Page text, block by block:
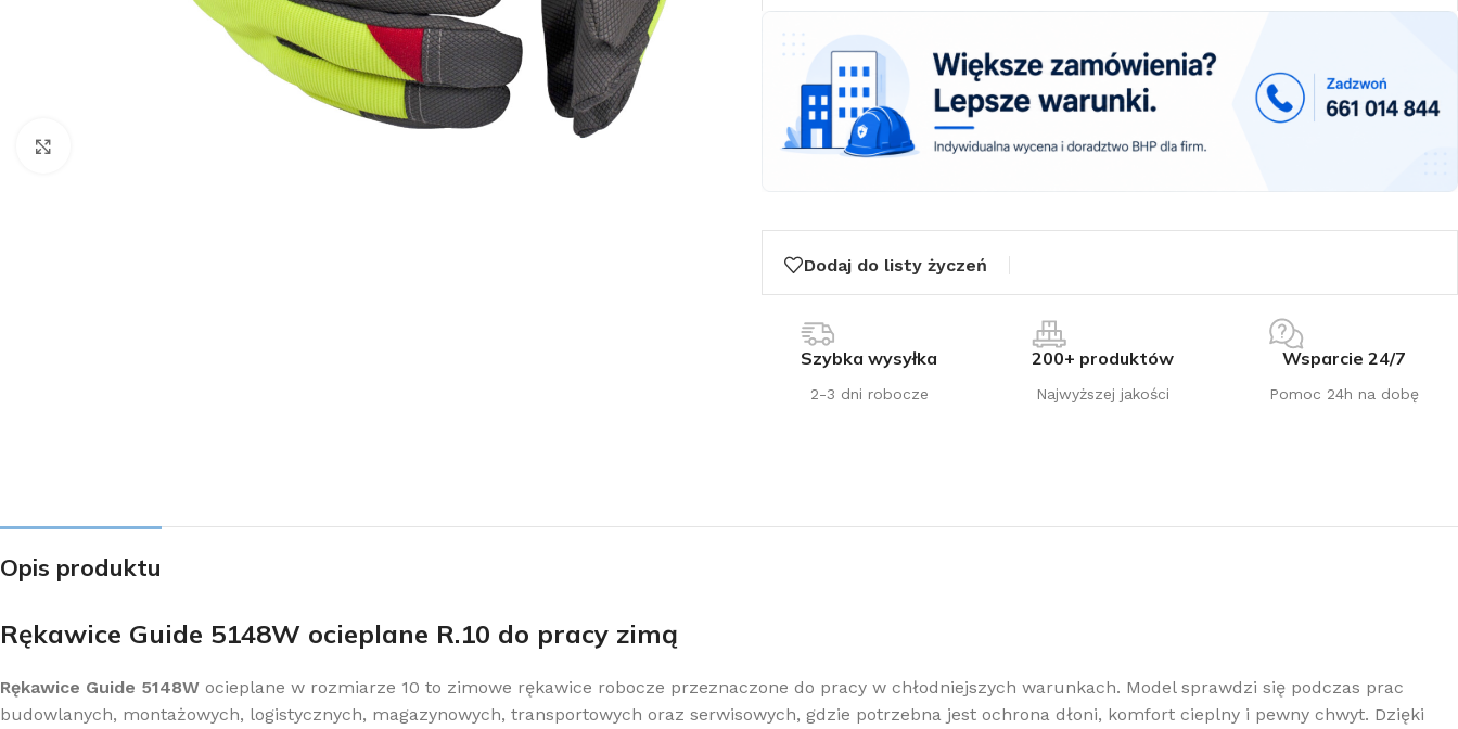
Dodaj do listy życzeń
Szybka wysyłka
2-3 dni robocze
200+ produktów
Najwyższej jakości
Wsparcie 24/7
Pomoc 24h na dobę
Opis produktu
Rękawice Guide 5148W ocieplane R.10 do pracy zimą
Rękawice Guide 5148W ocieplane w rozmiarze 10 to zimowe rękawice robocze przeznaczone do pracy w chłodniejszych warunkach. Model sprawdzi się podczas prac
budowlanych, montażowych, logistycznych, magazynowych, transportowych oraz serwisowych, gdzie potrzebna jest ochrona dłoni, komfort cieplny i pewny chwyt. Dzięki